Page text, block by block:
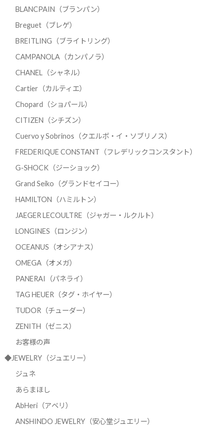
BLANCPAIN（ブランパン）
Breguet（ブレゲ）
BREITLING（ブライトリング）
CAMPANOLA（カンパノラ）
CHANEL（シャネル）
Cartier（カルティエ）
Chopard（ショパール）
CITIZEN（シチズン）
Cuervo y Sobrinos（クエルボ・イ・ソブリノス）
FREDERIQUE CONSTANT（フレデリックコンスタント）
G-SHOCK（ジーショック）
Grand Seiko（グランドセイコー）
HAMILTON（ハミルトン）
JAEGER LECOULTRE（ジャガー・ルクルト）
LONGINES（ロンジン）
OCEANUS（オシアナス）
OMEGA（オメガ）
PANERAI（パネライ）
TAG HEUER（タグ・ホイヤー）
TUDOR（チューダー）
ZENITH（ゼニス）
お客様の声
◆JEWELRY（ジュエリー）
ジュネ
あらまほし
AbHeri（アベリ）
ANSHINDO JEWELRY（安心堂ジュエリー）